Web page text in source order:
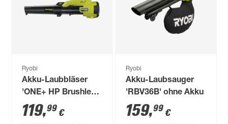
Ryobi
Akku-Laubbläser
'ONE+ HP Brushless
Whisper RY18BLXC-
0' ohne Akku
119,99 €
Ryobi
Akku-Laubsauger
'RBV36B' ohne Akku
159,99 €